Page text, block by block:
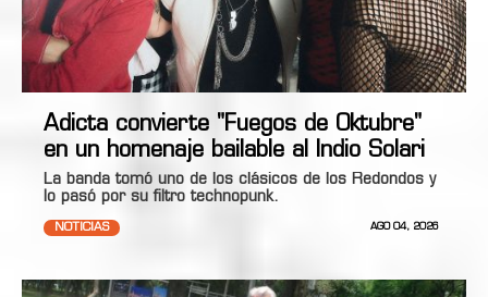
Adicta convierte "Fuegos de Oktubre"
en un homenaje bailable al Indio Solari
La banda tomó uno de los clásicos de los Redondos y
lo pasó por su filtro technopunk.
NOTICIAS AGO 04, 2026